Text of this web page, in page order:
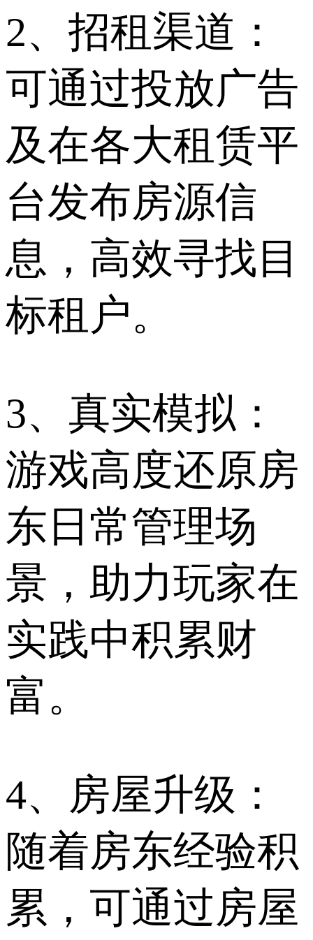
2、招租渠道：
可通过投放广告
及在各大租赁平
台发布房源信
息，高效寻找目
标租户。
3、真实模拟：
游戏高度还原房
东日常管理场
景，助力玩家在
实践中积累财
富。
4、房屋升级：
随着房东经验积
累，可通过房屋